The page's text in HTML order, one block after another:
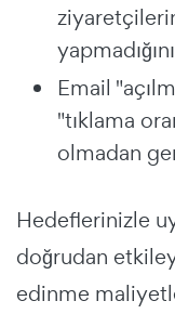
Email
"tıklama
olmadan
Hedeflerinizle
doğrudan
edinme